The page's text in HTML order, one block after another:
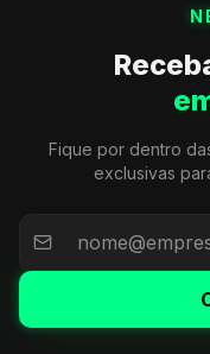
Fique por dentro
exclusivas